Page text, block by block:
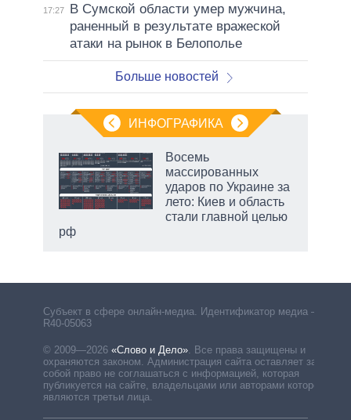
17:27
В Сумской области умер мужчина,
раненный в результате вражеской
атаки на рынок в Белополье
Больше новостей
ИНФОГРАФИКА
Восемь
массированных
ударов по Украине за
лето: Киев и область
стали главной целью
рф
Субъект в сфере онлайн-медиа. Идентификатор медиа –
R40-05063
© 2009—2026 «Слово и Дело»
Все права защищены и
охраняются законом. Администрация сайта оставляет за
собой право не соглашаться с информацией, которая
публикуется на сайте, владельцами или авторами которой
являются третьи лица.